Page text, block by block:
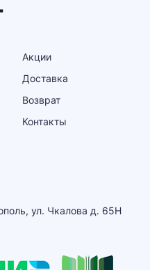
Акции
Доставка
Возврат
Контакты
ул. Чкалова д. 65Н